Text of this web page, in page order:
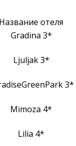
Название отеля
Gradina 3*
Ljuljak 3*
3*
Mimoza 4*
Lilia 4*